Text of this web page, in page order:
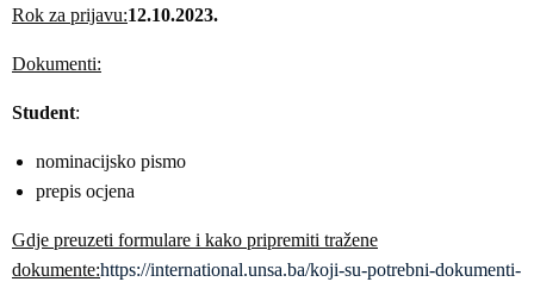
Rok za prijavu:12.10.2023.
Dokumenti:
Student:
nominacijsko pismo
prepis ocjena
Gdje preuzeti formulare i kako pripremiti tražene
dokumente:https://international.unsa.ba/koji-su-potrebni-dokumenti-